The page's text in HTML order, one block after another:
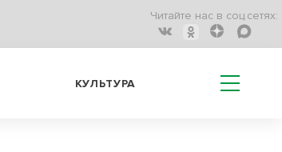
Читайте нас в соц.сетях:
КУЛЬТУРА